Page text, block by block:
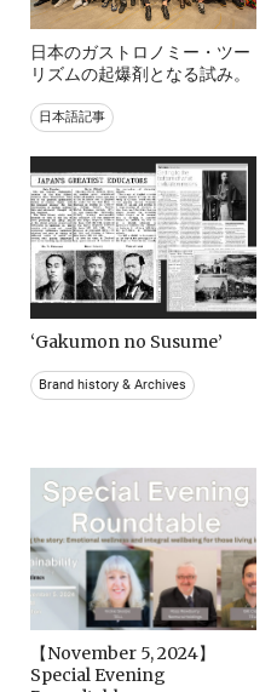
日本のガストロノミー・ツー
リズムの起爆剤となる試み。
日本語記事
‘Gakumon no Susume’
Brand history & Archives
【November 5, 2024】
Special Evening